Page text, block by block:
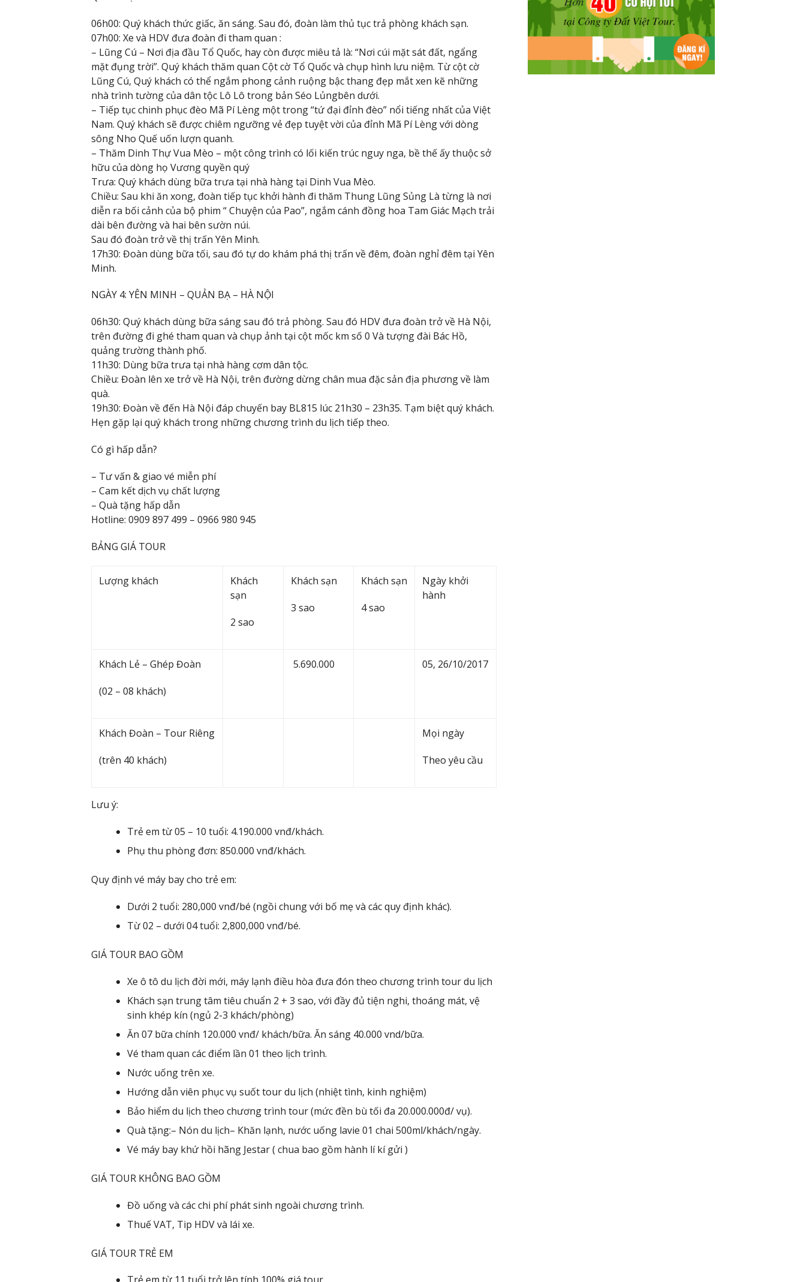
06h00: Quý khách thức giấc, ăn sáng. Sau đó, đoàn làm thủ tục trả phòng khách sạn.
07h00: Xe và HDV đưa đoàn đi tham quan :
– Lũng Cú – Nơi địa đầu Tổ Quốc, hay còn được miêu tả là: “Nơi cúi mặt sát đất, ngẩng
mặt đụng trời”. Quý khách thăm quan Cột cờ Tổ Quốc và chụp hình lưu niệm. Từ cột cờ
Lũng Cú, Quý khách có thể ngắm phong cảnh ruộng bậc thang đẹp mắt xen kẽ những
nhà trình tường của dân tộc Lô Lô trong bản Séo Lủngbên dưới.
– Tiếp tục chinh phục đèo Mã Pí Lèng một trong “tứ đại đỉnh đèo” nổi tiếng nhất của Việt
Nam. Quý khách sẽ được chiêm ngưỡng vẻ đẹp tuyệt vời của đỉnh Mã Pí Lèng với dòng
sông Nho Quế uốn lượn quanh.
– Thăm Dinh Thự Vua Mèo – một công trình có lối kiến trúc nguy nga, bề thế ấy thuộc sở
hữu của dòng họ Vương quyền quý
Trưa: Quý khách dùng bữa trưa tại nhà hàng tại Dinh Vua Mèo.
Chiều: Sau khi ăn xong, đoàn tiếp tục khởi hành đi thăm Thung Lũng Sủng Là từng là nơi
diễn ra bối cảnh của bộ phim “ Chuyện của Pao”, ngắm cánh đồng hoa Tam Giác Mạch trải
dài bên đường và hai bên sườn núi.
Sau đó đoàn trở về thị trấn Yên Minh.
17h30: Đoàn dùng bữa tối, sau đó tự do khám phá thị trấn về đêm, đoàn nghỉ đêm tại Yên
Minh.
NGÀY 4: YÊN MINH – QUẢN BẠ – HÀ NỘI
06h30: Quý khách dùng bữa sáng sau đó trả phòng. Sau đó HDV đưa đoàn trở về Hà Nội,
trên đường đi ghé tham quan và chụp ảnh tại cột mốc km số 0 Và tượng đài Bác Hồ,
quảng trường thành phố.
11h30: Dùng bữa trưa tại nhà hàng cơm dân tộc.
Chiều: Đoàn lên xe trở về Hà Nội, trên đường dừng chân mua đặc sản địa phương về làm
quà.
19h30: Đoàn về đến Hà Nội đáp chuyến bay BL815 lúc 21h30 – 23h35. Tạm biệt quý khách.
Hẹn gặp lại quý khách trong những chương trình du lịch tiếp theo.
Có gì hấp dẫn?
– Tư vấn & giao vé miễn phí
– Cam kết dịch vụ chất lượng
– Quà tặng hấp dẫn
Hotline: 0909 897 499 – 0966 980 945
BẢNG GIÁ TOUR
Lượng khách
Khách
sạn
2 sao
Khách sạn
3 sao
Khách sạn
4 sao
Ngày khởi
hành
Khách Lẻ – Ghép Đoàn
(02 – 08 khách)
5.690.000 05, 26/10/2017
Khách Đoàn – Tour Riêng
(trên 40 khách)
Mọi ngày
Theo yêu cầu
Lưu ý:
Trẻ em từ 05 – 10 tuổi: 4.190.000 vnđ/khách.
Phụ thu phòng đơn: 850.000 vnđ/khách.
Quy định vé máy bay cho trẻ em:
Dưới 2 tuổi: 280,000 vnđ/bé (ngồi chung với bố mẹ và các quy định khác).
Từ 02 – dưới 04 tuổi: 2,800,000 vnđ/bé.
GIÁ TOUR BAO GỒM
Xe ô tô du lịch đời mới, máy lạnh điều hòa đưa đón theo chương trình tour du lịch
Khách sạn trung tâm tiêu chuẩn 2 + 3 sao, với đầy đủ tiện nghi, thoáng mát, vệ
sinh khép kín (ngủ 2-3 khách/phòng)
Ăn 07 bữa chính 120.000 vnđ/ khách/bữa. Ăn sáng 40.000 vnd/bữa.
Vé tham quan các điểm lần 01 theo lịch trình.
Nước uống trên xe.
Hướng dẫn viên phục vụ suốt tour du lịch (nhiệt tình, kinh nghiệm)
Bảo hiểm du lịch theo chương trình tour (mức đền bù tối đa 20.000.000đ/ vụ).
Quà tặng:– Nón du lịch– Khăn lạnh, nước uống lavie 01 chai 500ml/khách/ngày.
Vé máy bay khứ hồi hãng Jestar ( chua bao gồm hành lí kí gửi )
GIÁ TOUR KHÔNG BAO GỒM
Đồ uống và các chi phí phát sinh ngoài chương trình.
Thuế VAT, Tip HDV và lái xe.
GIÁ TOUR TRẺ EM